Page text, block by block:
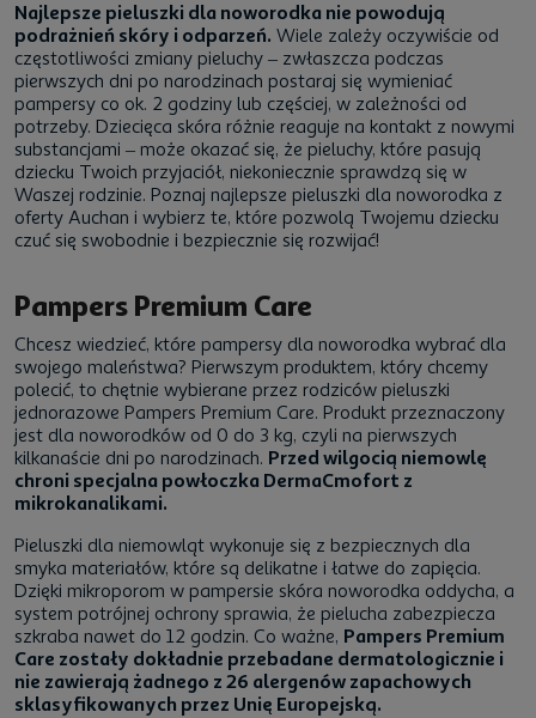
Najlepsze pieluszki dla noworodka nie powodują
podrażnień skóry i odparzeń. Wiele zależy oczywiście od
częstotliwości zmiany pieluchy – zwłaszcza podczas
pierwszych dni po narodzinach postaraj się wymieniać
pampersy co ok. 2 godziny lub częściej, w zależności od
potrzeby. Dziecięca skóra różnie reaguje na kontakt z nowymi
substancjami – może okazać się, że pieluchy, które pasują
dziecku Twoich przyjaciół, niekoniecznie sprawdzą się w
Waszej rodzinie. Poznaj najlepsze pieluszki dla noworodka z
oferty Auchan i wybierz te, które pozwolą Twojemu dziecku
czuć się swobodnie i bezpiecznie się rozwijać!
Pampers Premium Care
Chcesz wiedzieć, które pampersy dla noworodka wybrać dla
swojego maleństwa? Pierwszym produktem, który chcemy
polecić, to chętnie wybierane przez rodziców pieluszki
jednorazowe Pampers Premium Care. Produkt przeznaczony
jest dla noworodków od 0 do 3 kg, czyli na pierwszych
kilkanaście dni po narodzinach. Przed wilgocią niemowlę
chroni specjalna powłoczka DermaCmofort z
mikrokanalikami.
Pieluszki dla niemowląt wykonuje się z bezpiecznych dla
smyka materiałów, które są delikatne i łatwe do zapięcia.
Dzięki mikroporom w pampersie skóra noworodka oddycha, a
system potrójnej ochrony sprawia, że pielucha zabezpiecza
szkraba nawet do 12 godzin. Co ważne, Pampers Premium
Care zostały dokładnie przebadane dermatologicznie i
nie zawierają żadnego z 26 alergenów zapachowych
sklasyfikowanych przez Unię Europejską.